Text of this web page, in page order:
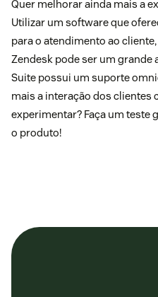
Quer melhorar ainda mais a
Utilizar um software que
para o atendimento ao
Zendesk pode ser um grande
Suite possui um suporte
mais a interação dos clientes
experimentar? Faça um teste
o produto!